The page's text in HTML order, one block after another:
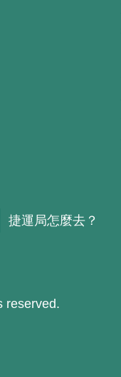
捷運局怎麼去？
reserved.